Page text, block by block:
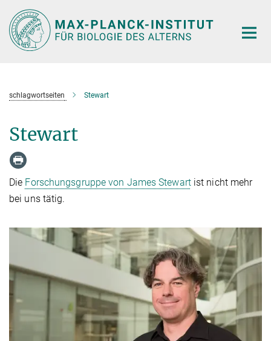
Hauptinhalt
schlagwortseiten Stewart
Stewart
Die Forschungsgruppe von James Stewartist nicht mehr
bei uns tätig.